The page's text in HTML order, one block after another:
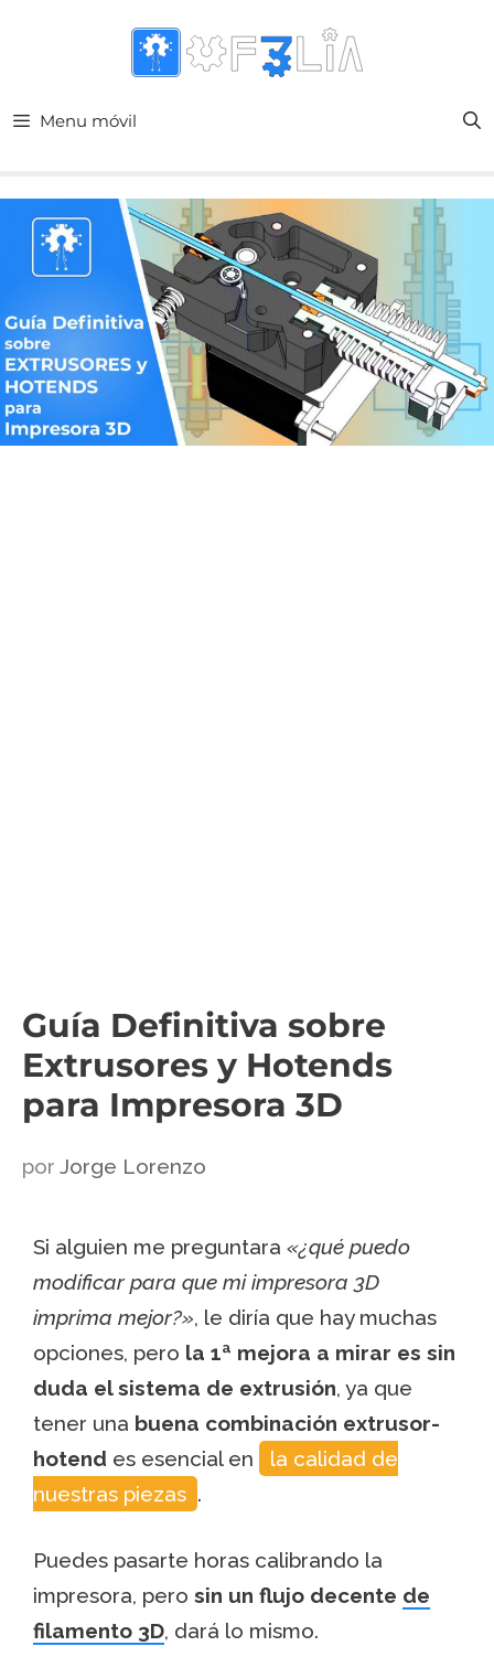
Menu móvil
Guía Definitiva sobre
Extrusores y Hotends
para Impresora 3D
por Jorge Lorenzo
Si alguien me preguntara «¿qué puedo
modificar para que mi impresora 3D
imprima mejor?», le diría que hay muchas
opciones, pero la 1ª mejora a mirar es sin
duda el sistema de extrusión, ya que
tener una buena combinación extrusor-
hotend es esencial en
la calidad de
nuestras piezas .
Puedes pasarte horas calibrando la
impresora, pero sin un flujo decente de
filamento 3D, dará lo mismo.